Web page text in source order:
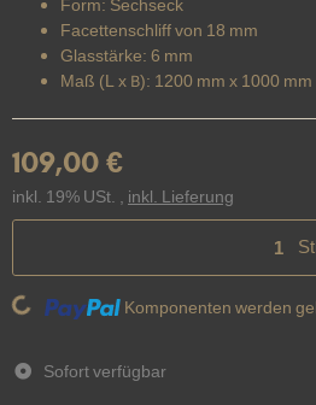
Form: Sechseck
Facettenschliff von 18 mm
Glasstärke: 6 mm
Maß (L x B): 1200 mm x 1000 mm
109,00 €
inkl. 19% USt. , inkl. Lieferung
Loading... Komponenten werden
Sofort verfügbar